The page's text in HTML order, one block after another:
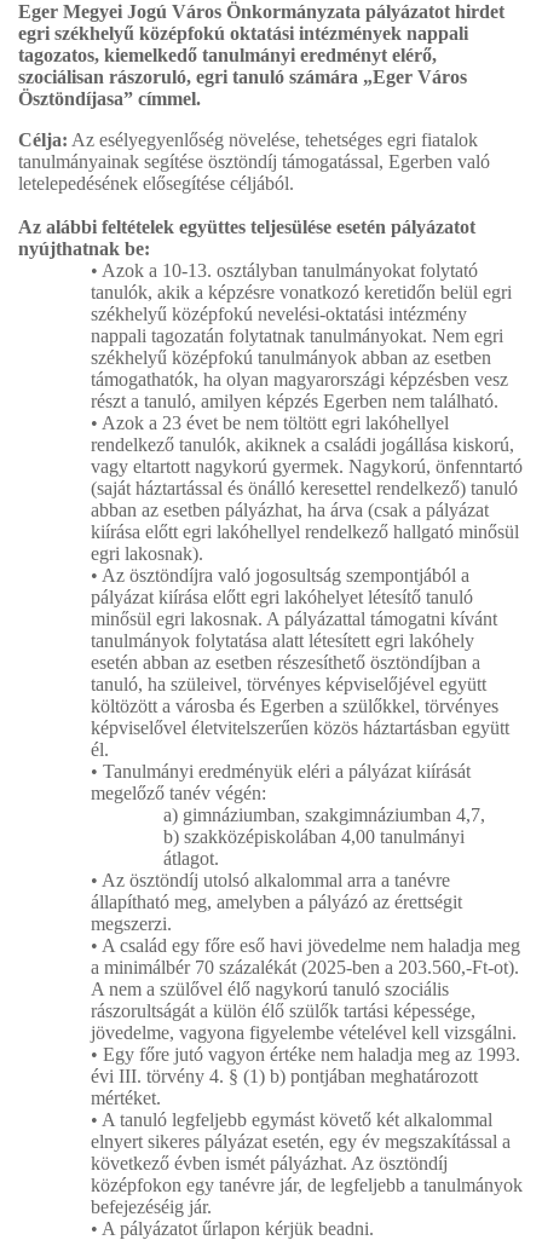
Eger Megyei Jogú Város Önkormányzata pályázatot hirdet
egri székhelyű középfokú oktatási intézmények nappali
tagozatos, kiemelkedő tanulmányi eredményt elérő,
szociálisan rászoruló, egri tanuló számára „Eger Város
Ösztöndíjasa” címmel.
Célja: Az esélyegyenlőség növelése, tehetséges egri fiatalok
tanulmányainak segítése ösztöndíj támogatással, Egerben való
letelepedésének elősegítése céljából.
Az alábbi feltételek együttes teljesülése esetén pályázatot
nyújthatnak be:
• Azok a 10-13. osztályban tanulmányokat folytató
tanulók, akik a képzésre vonatkozó keretidőn belül egri
székhelyű középfokú nevelési-oktatási intézmény
nappali tagozatán folytatnak tanulmányokat. Nem egri
székhelyű középfokú tanulmányok abban az esetben
támogathatók, ha olyan magyarországi képzésben vesz
részt a tanuló, amilyen képzés Egerben nem található.
• Azok a 23 évet be nem töltött egri lakóhellyel
rendelkező tanulók, akiknek a családi jogállása kiskorú,
vagy eltartott nagykorú gyermek. Nagykorú, önfenntartó
(saját háztartással és önálló keresettel rendelkező) tanuló
abban az esetben pályázhat, ha árva (csak a pályázat
kiírása előtt egri lakóhellyel rendelkező hallgató minősül
egri lakosnak).
• Az ösztöndíjra való jogosultság szempontjából a
pályázat kiírása előtt egri lakóhelyet létesítő tanuló
minősül egri lakosnak. A pályázattal támogatni kívánt
tanulmányok folytatása alatt létesített egri lakóhely
esetén abban az esetben részesíthető ösztöndíjban a
tanuló, ha szüleivel, törvényes képviselőjével együtt
költözött a városba és Egerben a szülőkkel, törvényes
képviselővel életvitelszerűen közös háztartásban együtt
él.
• Tanulmányi eredményük eléri a pályázat kiírását
megelőző tanév végén:
a) gimnáziumban, szakgimnáziumban 4,7,
b) szakközépiskolában 4,00 tanulmányi
átlagot.
• Az ösztöndíj utolsó alkalommal arra a tanévre
állapítható meg, amelyben a pályázó az érettségit
megszerzi.
• A család egy főre eső havi jövedelme nem haladja meg
a minimálbér 70 százalékát (2025-ben a 203.560,-Ft-ot).
A nem a szülővel élő nagykorú tanuló szociális
rászorultságát a külön élő szülők tartási képessége,
jövedelme, vagyona figyelembe vételével kell vizsgálni.
• Egy főre jutó vagyon értéke nem haladja meg az 1993.
évi III. törvény 4. § (1) b) pontjában meghatározott
mértéket.
• A tanuló legfeljebb egymást követő két alkalommal
elnyert sikeres pályázat esetén, egy év megszakítással a
következő évben ismét pályázhat. Az ösztöndíj
középfokon egy tanévre jár, de legfeljebb a tanulmányok
befejezéséig jár.
• A pályázatot űrlapon kérjük beadni.